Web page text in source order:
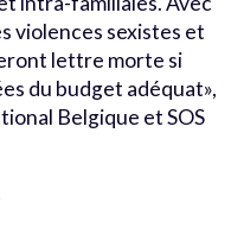
violences sexistes et
lettre morte si
du budget adéquat»,
Belgique et SOS